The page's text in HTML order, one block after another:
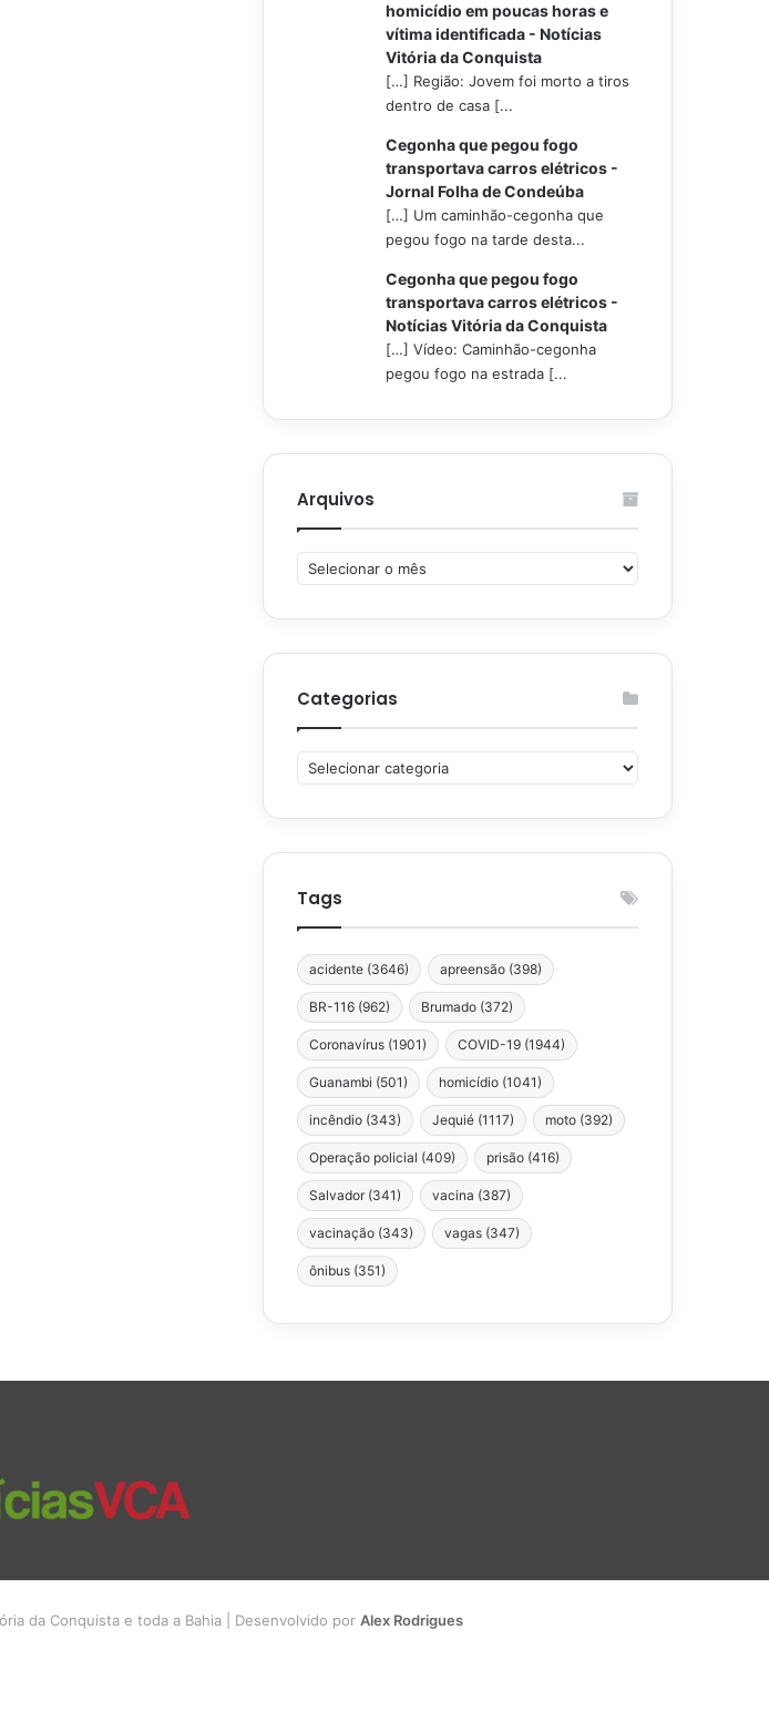
homicídio em poucas horas e
vítima identificada - Notícias
Vitória da Conquista
[…] Região: Jovem foi morto a tiros
dentro de casa [...
Cegonha que pegou fogo
transportava carros elétricos -
Jornal Folha de Condeúba
[…] Um caminhão-cegonha que
pegou fogo na tarde desta...
Cegonha que pegou fogo
transportava carros elétricos -
Notícias Vitória da Conquista
[…] Vídeo: Caminhão-cegonha
pegou fogo na estrada [...
Arquivos
Arquivos
Categorias
Categorias
Tags
acidente (3646) apreensão (398)
BR-116 (962) Brumado (372)
Coronavírus (1901) COVID-19 (1944)
Guanambi (501) homicídio (1041)
incêndio (343) Jequié (1117) moto (392)
Operação policial (409) prisão (416)
Salvador (341) vacina (387)
vacinação (343) vagas (347)
ônibus (351)
da Conquista e toda a Bahia | Desenvolvido por Alex Rodrigues